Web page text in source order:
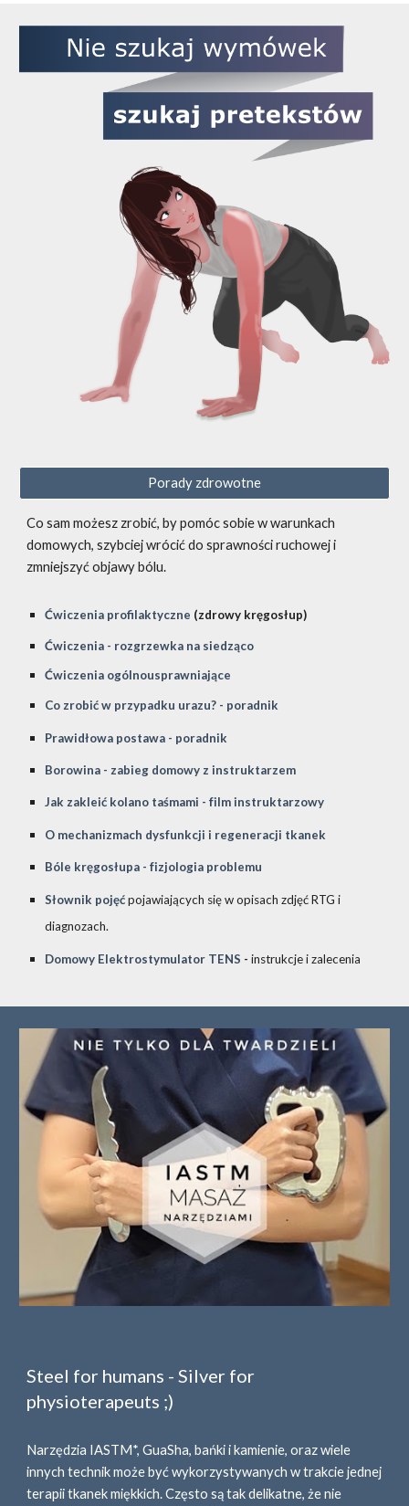
Porady zdrowotne
Co sam możesz zrobić, by pomóc sobie w warunkach
domowych, szybciej wrócić do sprawności ruchowej i
zmniejszyć objawy bólu.
Ćwiczenia profilaktyczne (zdrowy kręgosłup)
Ćwiczenia - rozgrzewka na siedząco
Ćwiczenia ogólnousprawniające
Co zrobić w przypadku urazu? - poradnik
Prawidłowa postawa - poradnik
Borowina - zabieg domowy z instruktarzem
Jak zakleić kolano taśmami - film instruktarzowy
O mechanizmach dysfunkcji i regeneracji tkanek
Bóle kręgosłupa - fizjologia problemu
Słownik pojęć pojawiających się w opisach zdjęć RTG i
diagnozach.
Domowy Elektrostymulator TENS -instrukcje i zalecenia
Steel for humans - Silver for
physioterapeuts ;)
Narzędzia IASTM*, GuaSha, bańki i kamienie, oraz wiele
innych technik może być wykorzystywanych w trakcie jednej
terapii tkanek miękkich. Często są tak delikatne, że nie